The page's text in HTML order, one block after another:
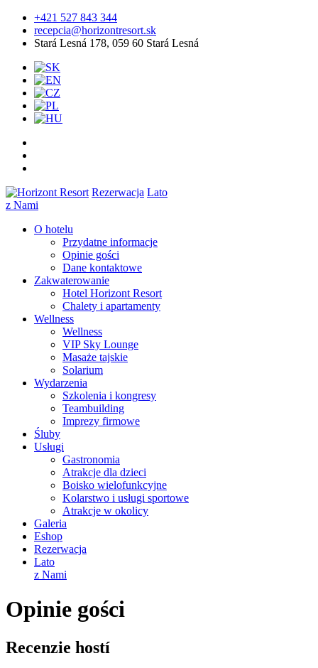
+421 527 843 344
recepcia@horizontresort.sk
Stará Lesná 178, 059 60 Stará Lesná
Rezerwacja Lato
z Nami
O hotelu
Przydatne informacje
Opinie gości
Dane kontaktowe
Zakwaterowanie
Hotel Horizont Resort
Chalety i apartamenty
Wellness
Wellness
VIP Sky Lounge
Masaże tajskie
Solarium
Wydarzenia
Szkolenia i kongresy
Teambuilding
Imprezy firmowe
Śluby
Usługi
Gastronomia
Atrakcje dla dzieci
Boisko wielofunkcyjne
Kolarstwo i usługi sportowe
Atrakcje w okolicy
Galeria
Eshop
Rezerwacja
Lato
z Nami
Opinie gości
Recenzie hostí